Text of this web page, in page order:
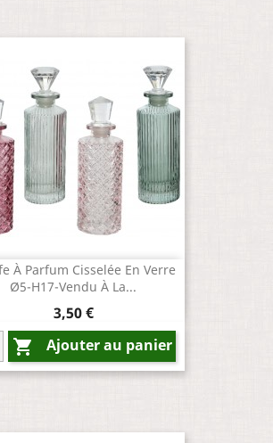
À Parfum Cisselée En Verre
Ø5-H17-Vendu À La...
Prix
3,50 €
 Ajouter au panier